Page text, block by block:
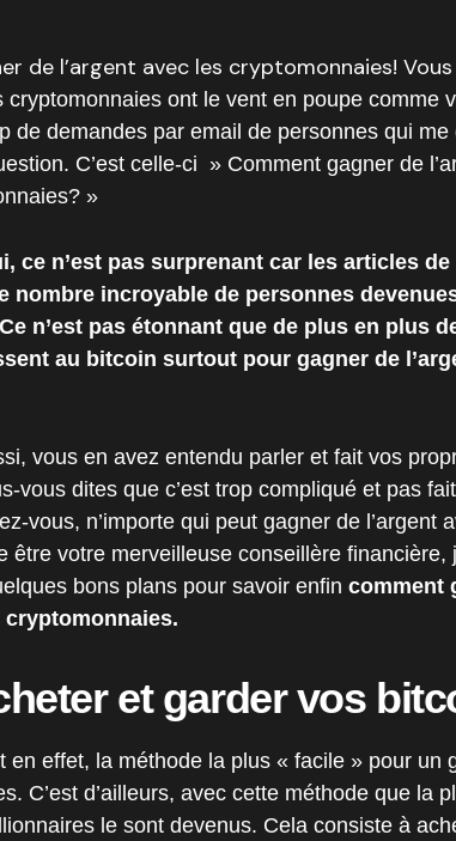
de l’argent avec les cryptomonnaies!
cryptomonnaies ont le vent en poupe comme
de demandes par email de personnes qui
C’est celle-ci » Comment gagner de
»
ce n’est pas surprenant car les articles
nombre incroyable de personnes
n’est pas étonnant que de plus en plus
au bitcoin surtout pour gagner de
vous en avez entendu parler et fait vos
vous dites que c’est trop compliqué et pas
vous, n’importe qui peut gagner de l’argent
être votre merveilleuse conseillère financière,
bons plans pour savoir enfin comment
cryptomonnaies.
et garder vos
en effet, la méthode la plus « facile » pour un
C’est d’ailleurs, avec cette méthode que la
le sont devenus. Cela consiste à